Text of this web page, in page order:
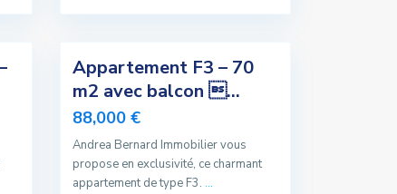
Appartement F3 – 70
m2 avec balcon ...
88,000 €
Andrea Bernard Immobilier vous
propose en exclusivité, ce charmant
appartement de type F3. ...